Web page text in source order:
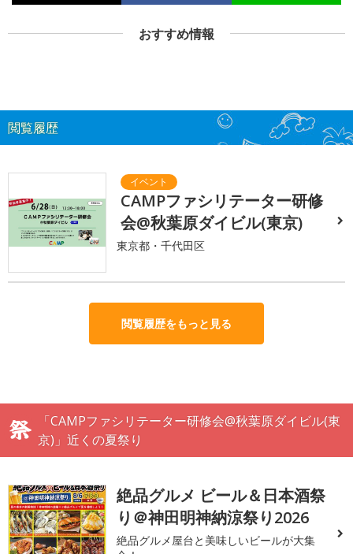
おすすめ情報
閲覧履歴
CAMPファシリテーター研修
会@秋葉原ダイビル(東京)
東京都・千代田区
閲覧履歴をもっと見る
「CAMPファシリテーター研修会@秋葉原ダイビル(東
京)」近くの夏祭り
絶品グルメ ビール＆日本酒祭
り＠神田明神納涼祭り2026
絶品グルメ屋台と美味しいビールが大集